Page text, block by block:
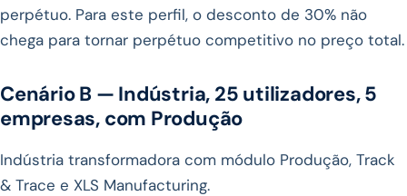
perpétuo. Para este perfil, o desconto de 30% não
chega para tornar perpétuo competitivo no preço total.
Cenário B — Indústria, 25 utilizadores, 5
empresas, com Produção
Indústria transformadora com módulo Produção, Track
& Trace e XLS Manufacturing.